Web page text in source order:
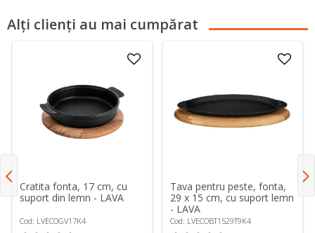
Alți clienți au mai cumpărat
Cratita fonta, 17 cm, cu
suport din lemn - LAVA
Cod: LVECOGV17K4
Tava pentru peste, fonta,
29 x 15 cm, cu suport lemn
- LAVA
Cod: LVECOBT1529T9K4